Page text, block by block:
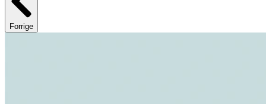
Forrige